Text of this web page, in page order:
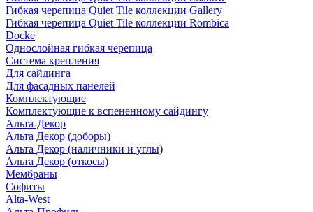
Гибкая черепица Quiet Tile коллекции Gallery
Гибкая черепица Quiet Tile коллекции Rombica
Docke
Однослойная гибкая черепица
Система крепления
Для сайдинга
Для фасадных панелей
Комплектующие
Комплектующие к вспененному сайдингу
Альта-Декор
Альта Декор (доборы)
Альта Декор (наличники и углы)
Альта Декор (откосы)
Мембраны
Софиты
Alta-West